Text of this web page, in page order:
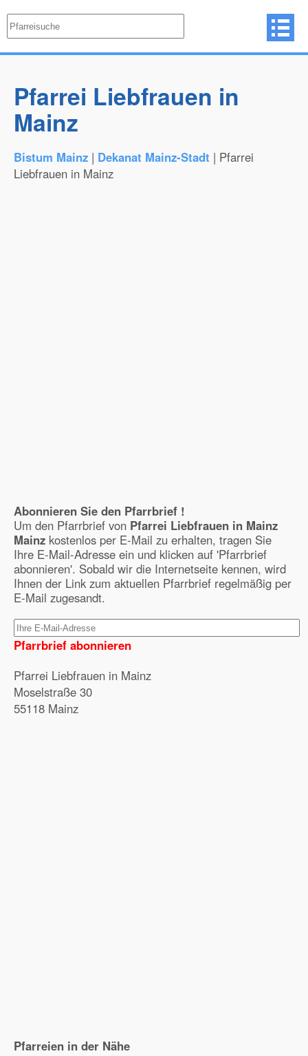
Pfarrei Liebfrauen in
Mainz
Bistum Mainz | Dekanat Mainz-Stadt | Pfarrei
Liebfrauen in Mainz
Abonnieren Sie den Pfarrbrief !
Um den Pfarrbrief von Pfarrei Liebfrauen in Mainz
Mainz kostenlos per E-Mail zu erhalten, tragen Sie
Ihre E-Mail-Adresse ein und klicken auf 'Pfarrbrief
abonnieren'. Sobald wir die Internetseite kennen, wird
Ihnen der Link zum aktuellen Pfarrbrief regelmäßig per
E-Mail zugesandt.
Pfarrbrief abonnieren
Pfarrei Liebfrauen in Mainz
Moselstraße 30
55118 Mainz
Pfarreien in der Nähe